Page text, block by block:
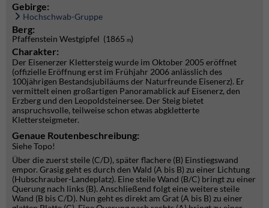
Gebirge:
Hochschwab-Gruppe
Berg:
Pfaffenstein Westgipfel (1865 m)
Charakter:
Der Eisenerzer Klettersteig wurde im Oktober 2005 eröffnet
(offizielle Eröffnung erst im Frühjahr 2006 anlässlich des
100jährigen Bestandsjubiläums der Naturfreunde Eisenerz). Er
vermittelt einen großartigen Panoramablick auf Eisenerz, den
Erzberg und den Leopoldsteinersee. Der Steig bietet
anspruchsvolle, teilweise schon etwas abgkletterte
Klettersteigmeter.
Genaue Routenbeschreibung:
Siehe Topo!
Über die zuerst steile (C/D), später flachere (B) Einstiegswand
empor. Grasig geht es durch den Wald (A bis B) zu einer Lichtung
(Hubschrauber-Landeplatz). Eine steile Wand (B/C) bringt zu einer
Querung nach links (B). Anschließend folgt eine weitere steile
Wand (B bis C/D). Nun geht es direkt am Grat (A bis B) zu einer